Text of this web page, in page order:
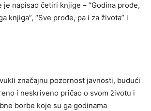
je napisao četiri knjige – “Godina prođe,
knjiga”, “Sve prođe, pa i za života” i
značajnu pozornost javnosti, budući
i neskriveno pričao o svom životu i
borbe koje su ga godinama